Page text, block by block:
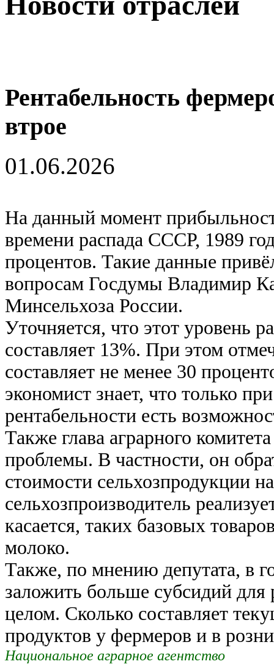
Рентабельность
втрое
01.06.2026
На данный момент
времени распада СССР, 1989
процентов. Такие данные
вопросам Госдумы Владимир
Минсельхоза России.
Уточняется, что этот уровень
составляет 13%. При этом
составляет не менее 30
экономист знает, что только
рентабельности есть
Также глава аграрного
проблемы. В частности, он
стоимости сельхозпродукции
сельхозпроизводитель
касается, таких базовых
молоко.
Также, по мнению депутата, в
заложить больше субсидий для
целом. Сколько составляет
продуктов у фермеров и в
Национальное аграрное агентство